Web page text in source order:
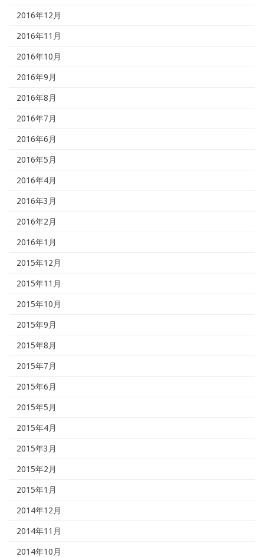
2016年12月
2016年11月
2016年10月
2016年9月
2016年8月
2016年7月
2016年6月
2016年5月
2016年4月
2016年3月
2016年2月
2016年1月
2015年12月
2015年11月
2015年10月
2015年9月
2015年8月
2015年7月
2015年6月
2015年5月
2015年4月
2015年3月
2015年2月
2015年1月
2014年12月
2014年11月
2014年10月